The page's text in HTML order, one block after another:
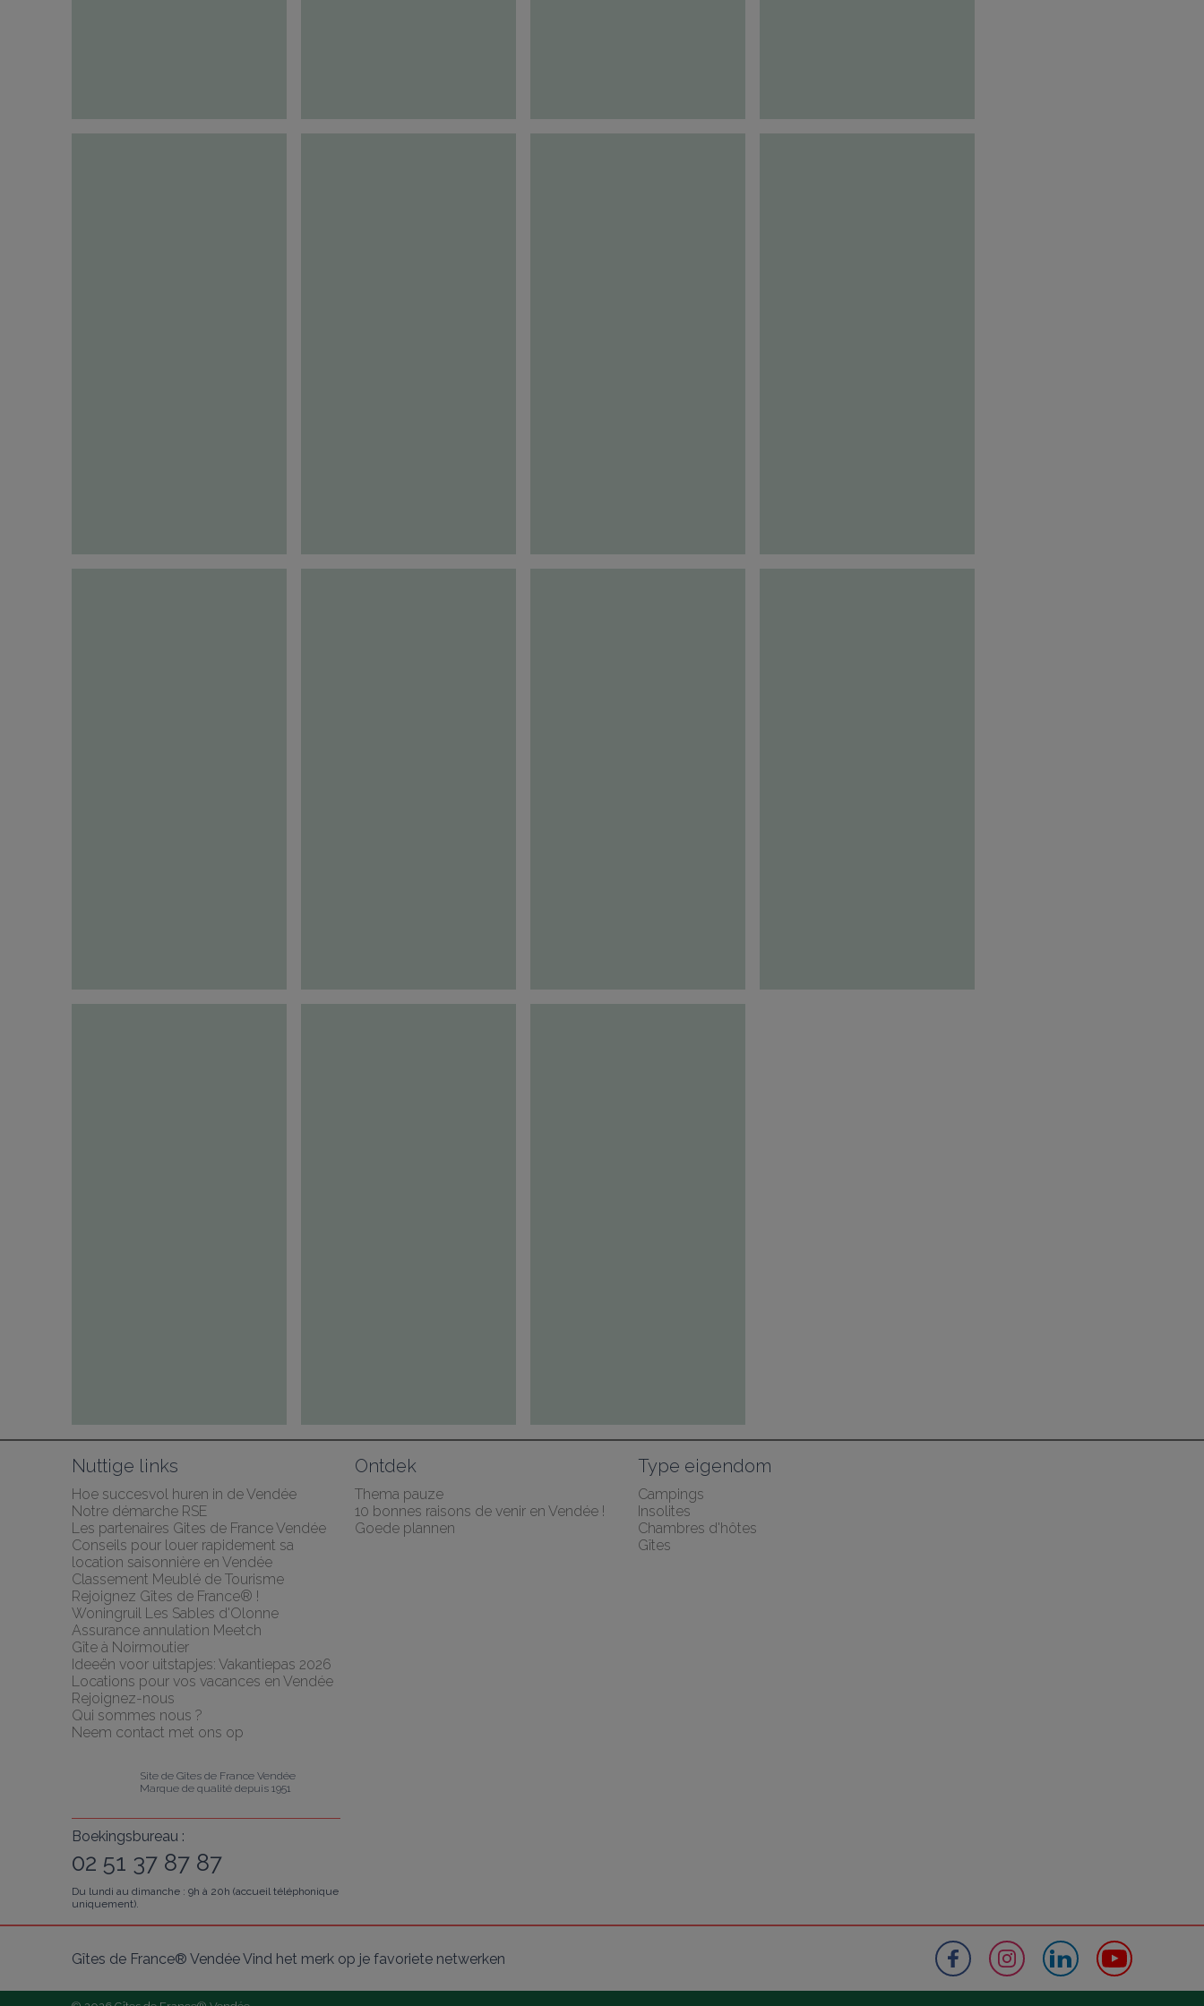
Nuttige links
Hoe succesvol huren in de Vendée
Notre démarche RSE
Les partenaires Gites de France Vendée
Conseils pour louer rapidement sa
location saisonnière en Vendée
Classement Meublé de Tourisme
Rejoignez Gîtes de France® !
Woningruil Les Sables d'Olonne
Assurance annulation Meetch
Gîte à Noirmoutier
Ideeën voor uitstapjes: Vakantiepas 2026
Locations pour vos vacances en Vendée
Rejoignez-nous
Qui sommes nous ?
Neem contact met ons op
Ontdek
Thema pauze
10 bonnes raisons de venir en Vendée !
Goede plannen
Type eigendom
Campings
Insolites
Chambres d'hôtes
Gîtes
Site de Gîtes de France Vendée
Marque de qualité depuis 1951
Boekingsbureau :
02 51 37 87 87
Du lundi au dimanche : 9h à 20h (accueil téléphonique
uniquement).
Gîtes de France® Vendée Vind het merk op je favoriete netwerken